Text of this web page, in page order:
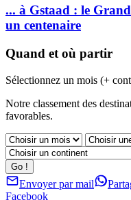
... à Gstaad : le
un centenaire
Quand et où partir
Sélectionnez un mois (+
Notre classement des
favorables.
Envoyer par mail
Facebook